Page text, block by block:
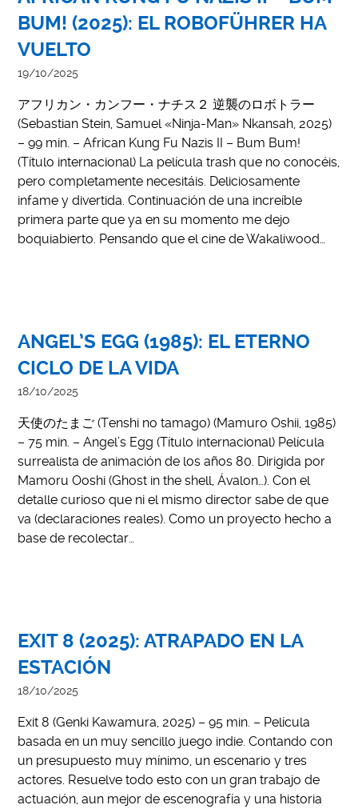
BUM! (2025): EL ROBOFÜHRER HA
VUELTO
19/10/2025
アフリカン・カンフー・ナチス２ 逆襲のロボトラー
(Sebastian Stein, Samuel «Ninja-Man» Nkansah, 2025)
– 99 min. – African Kung Fu Nazis II – Bum Bum!
(Título internacional) La película trash que no conocéis,
pero completamente necesitáis. Deliciosamente
infame y divertida. Continuación de una increíble
primera parte que ya en su momento me dejo
boquiabierto. Pensando que el cine de Wakaliwood…
ANGEL’S EGG (1985): EL ETERNO
CICLO DE LA VIDA
18/10/2025
天使のたまご (Tenshi no tamago) (Mamuro Oshii, 1985)
– 75 min. – Angel’s Egg (Título internacional) Película
surrealista de animación de los años 80. Dirigida por
Mamoru Ooshi (Ghost in the shell, Ávalon…). Con el
detalle curioso que ni el mismo director sabe de que
va (declaraciones reales). Como un proyecto hecho a
base de recolectar…
EXIT 8 (2025): ATRAPADO EN LA
ESTACIÓN
18/10/2025
Exit 8 (Genki Kawamura, 2025) – 95 min. – Película
basada en un muy sencillo juego indie. Contando con
un presupuesto muy mínimo, un escenario y tres
actores. Resuelve todo esto con un gran trabajo de
actuación, aun mejor de escenografía y una historia